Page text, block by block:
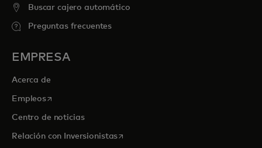
Buscar cajero automático
Preguntas frecuentes
EMPRESA
Acerca de
Empleosse abre en una pestaña nueva
Centro de noticias
Relación con Inversionistasse abre en una pestaña nueva